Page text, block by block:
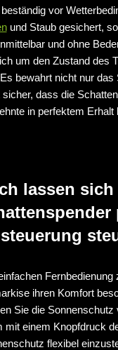
vor
und Staub gesichert,
und ohne
um den Zustand des
bewahrt nicht nur das
dass die
in perfektem Erhalt
lassen sich
Fernbedienung
ihren Komfort
Sie die Sonnenschutz
mit einem Knopfdruck
flexibel